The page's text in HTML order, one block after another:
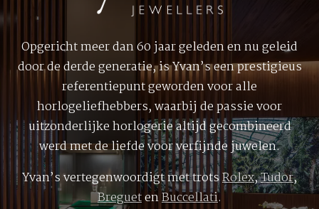
Opgericht meer dan 60 jaar geleden en nu geleid
door de derde generatie, is Yvan’s een prestigieus
referentiepunt geworden voor alle
horlogeliefhebbers, waarbij de passie voor
uitzonderlijke horlogerie altijd gecombineerd
werd met de liefde voor verfijnde juwelen.
Yvan’s vertegenwoordigt met trotsRolex,Tudor,
BreguetenBuccellati.